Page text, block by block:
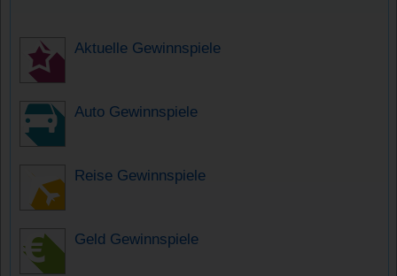
Aktuelle Gewinnspiele
Auto Gewinnspiele
Reise Gewinnspiele
Geld Gewinnspiele